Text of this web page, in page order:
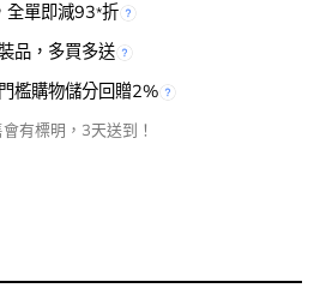
全單即減93*折
品，多買多送
檻購物儲分回贈2%
有標明，3天送到！